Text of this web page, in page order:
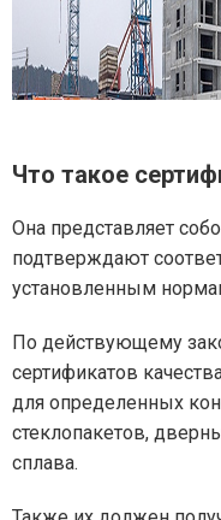
Что такое
Она представляет
подтверждают
установленным
По действующему
сертификатов
для определенных
стеклопакетов,
сплава.